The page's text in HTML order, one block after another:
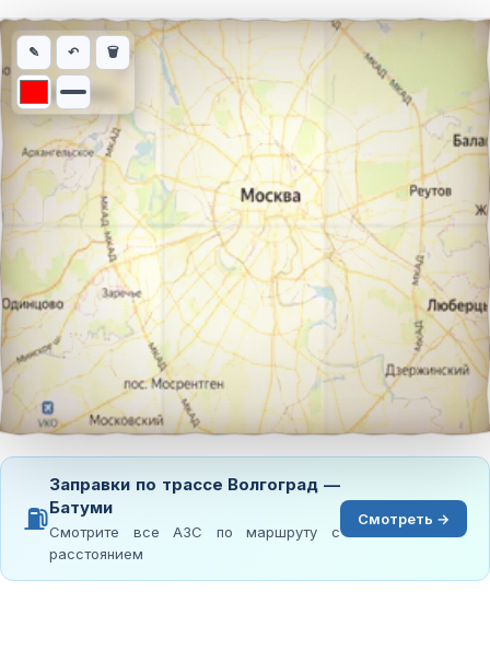
Интерактивная карта автомобильного маршрута из города
✎ ↶ 🗑
⛽
Заправки по трассе Волгоград —
Батуми
Смотрите все АЗС по маршруту с
расстоянием
Смотреть →